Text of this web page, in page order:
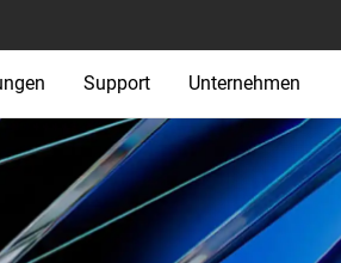
Support Unternehmen